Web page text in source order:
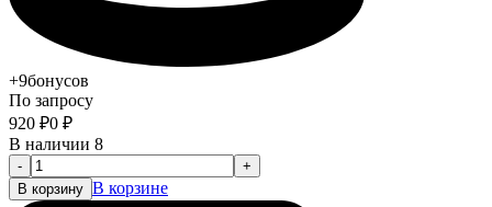
+9бонусов
По запросу
920 ₽0 ₽
В наличии 8
-
+
В корзину В корзине